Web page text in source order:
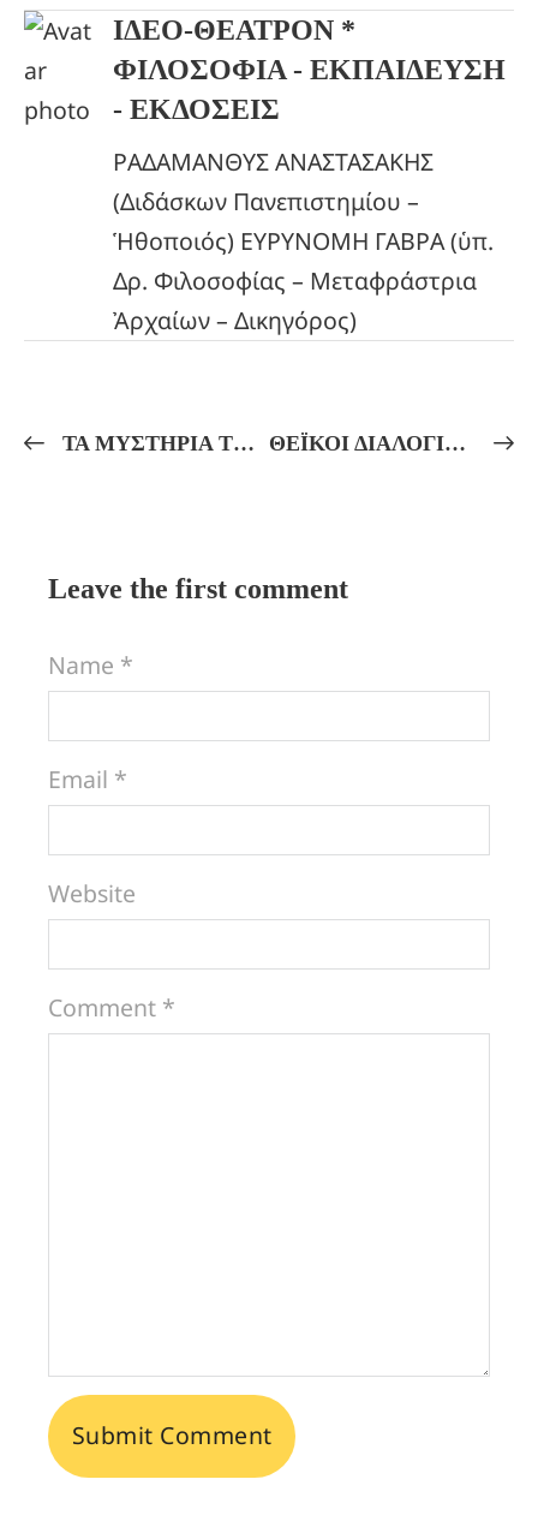
ΙΔΕΟ-ΘΕΑΤΡΟΝ *
ΦΙΛΟΣΟΦΙΑ - ΕΚΠΑΙΔΕΥΣΗ
- ΕΚΔΟΣΕΙΣ
ΡΑΔΑΜΑΝΘΥΣ ΑΝΑΣΤΑΣΑΚΗΣ
(Διδάσκων Πανεπιστημίου –
Ἡθοποιός) ΕΥΡΥΝΟΜΗ ΓΑΒΡΑ (ὑπ.
Δρ. Φιλοσοφίας – Μεταφράστρια
Ἀρχαίων – Δικηγόρος)
ΤΑ ΜΥΣΤΗΡΙΑ ΤΟΥ ΙΩΑΝΝΟΥ ΚΑΙ Η ΕΛΛΗΝΙΚΗ ΜΥΗΣΗ! ΘΕΪΚΟΙ ΔΙΑΛΟΓΙΣΜΟΙ!ΕΙΣ ΔΟΞΑΝ ΤΗΣ ΘΕΑΣ ΑΦΡΟΔΙΤΗΣ! Δια-Λογιστικὴ τελετή!
Leave the first comment
Name *
Email *
Website
Comment *